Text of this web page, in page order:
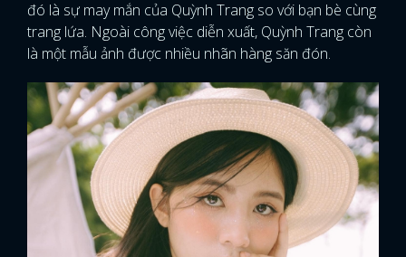
FACEBOOK GOOGLE
đó là sự may mắn của Quỳnh Trang so với bạn bè cùng
trang lứa. Ngoài công việc diễn xuất, Quỳnh Trang còn
là một mẫu ảnh được nhiều nhãn hàng săn đón.